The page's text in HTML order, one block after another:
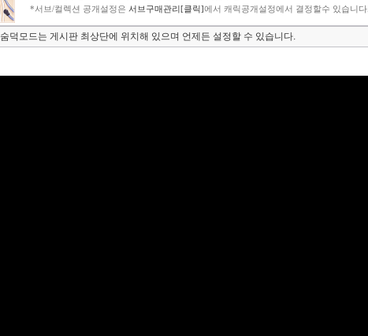
*서브/컬렉션 공개설정은 서브구매관리[클릭]에서 캐릭공개설정에서 결정할수 있습니다.
숨덕모드는 게시판 최상단에 위치해 있으며 언제든 설정할 수 있습니다.